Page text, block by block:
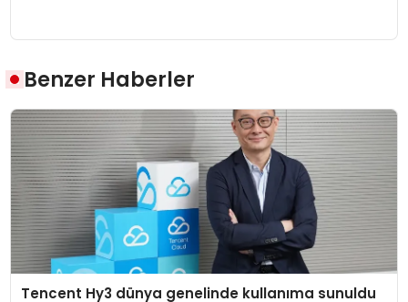
Benzer Haberler
Tencent Hy3 dünya genelinde kullanıma sunuldu